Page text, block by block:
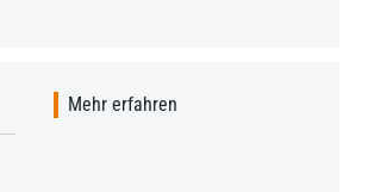
Mehr erfahren